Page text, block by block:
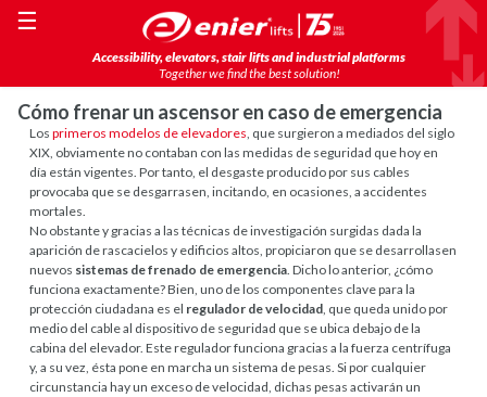
Accessibility, elevators, stair lifts and industrial platforms
Together we find the best solution!
☰
Cómo frenar un ascensor en caso de emergencia
Losprimeros modelos de elevadores, que surgieron a mediados del siglo
XIX, obviamente no contaban con las medidas de seguridad que hoy en
día están vigentes. Por tanto, el desgaste producido por sus cables
provocaba que se desgarrasen, incitando, en ocasiones, a accidentes
mortales.
No obstante y gracias a las técnicas de investigación surgidas dada la
aparición de rascacielos y edificios altos, propiciaron que se desarrollasen
nuevos sistemas de frenado de emergencia. Dicho lo anterior, ¿cómo
funciona exactamente? Bien, uno de los componentes clave para la
protección ciudadana es el regulador de velocidad, que queda unido por
medio del cable al dispositivo de seguridad que se ubica debajo de la
cabina del elevador. Este regulador funciona gracias a la fuerza centrífuga
y, a su vez, ésta pone en marcha un sistema de pesas. Si por cualquier
circunstancia hay un exceso de velocidad, dichas pesas activarán un